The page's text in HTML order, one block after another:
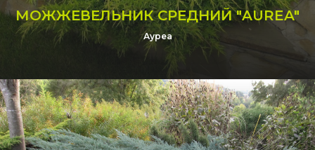
МОЖЖЕВЕЛЬНИК СРЕДНИЙ "AUREA"
Ауреа